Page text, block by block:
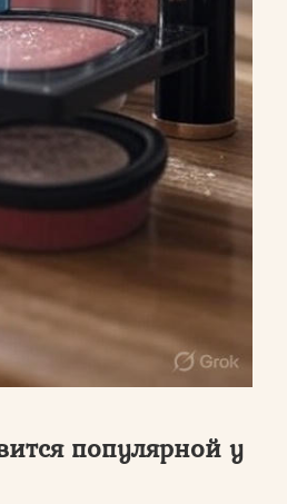
популярной у